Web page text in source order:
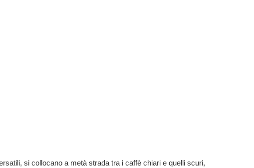
si collocano a metà strada tra i caffè chiari e quelli scuri,